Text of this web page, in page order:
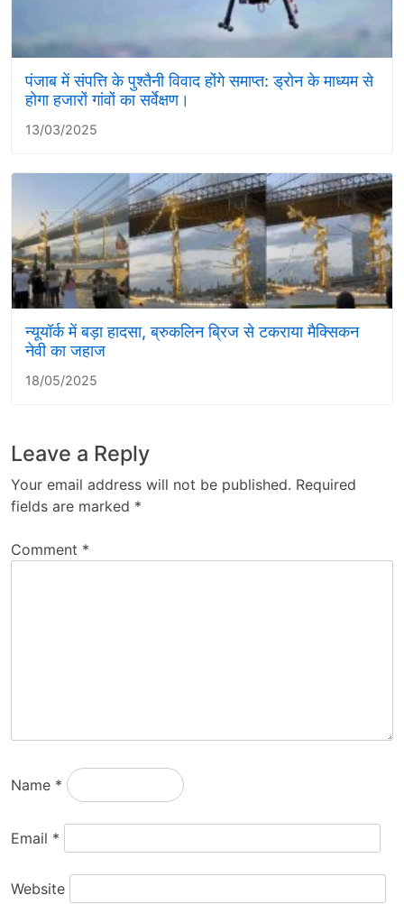
पंजाब में संपत्ति के पुश्तैनी विवाद होंगे समाप्त: ड्रोन के माध्यम से
होगा हजारों गांवों का सर्वेक्षण।
13/03/2025
न्यूयॉर्क में बड़ा हादसा, ब्रुकलिन ब्रिज से टकराया मैक्सिकन
नेवी का जहाज
18/05/2025
Leave a Reply
Your email address will not be published. Required
fields are marked *
Comment *
Name *
Email *
Website